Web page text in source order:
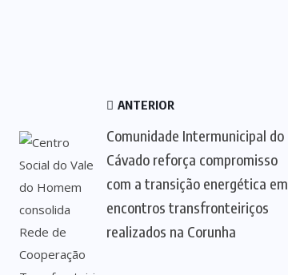
ANTERIOR
Comunidade Intermunicipal do
Cávado reforça compromisso
com a transição energética em
encontros transfronteiriços
realizados na Corunha